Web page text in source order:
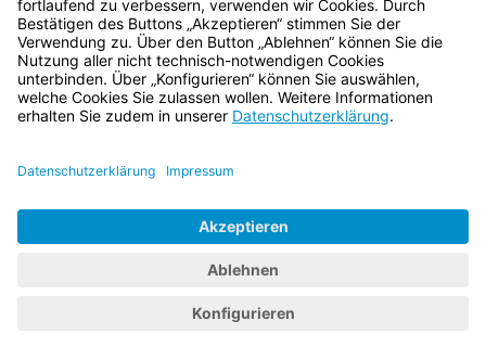
Art. 6 Grundsätze des Exzellenzprogramms
Bayern.de
BayernPortal
Impressum